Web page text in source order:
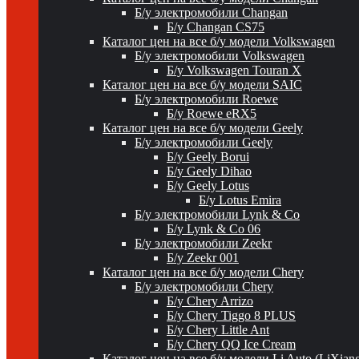
Б/у электромобили Changan
Б/у Changan CS75
Каталог цен на все б/у модели Volkswagen
Б/у электромобили Volkswagen
Б/у Volkswagen Touran X
Каталог цен на все б/у модели SAIC
Б/у электромобили Roewe
Б/у Roewe eRX5
Каталог цен на все б/у модели Geely
Б/у электромобили Geely
Б/у Geely Borui
Б/у Geely Dihao
Б/у Geely Lotus
Б/у Lotus Emira
Б/у электромобили Lynk & Co
Б/у Lynk & Co 06
Б/у электромобили Zeekr
Б/у Zeekr 001
Каталог цен на все б/у модели Chery
Б/у электромобили Chery
Б/у Chery Arrizo
Б/у Chery Tiggo 8 PLUS
Б/у Chery Little Ant
Б/у Chery QQ Ice Cream